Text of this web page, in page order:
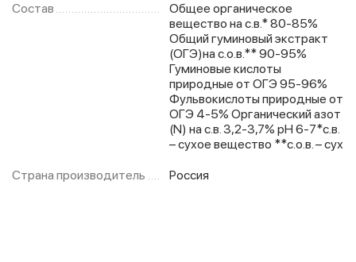
Фитолампы
Состав
Общее органическое
вещество на с.в.* 80-85%
Общий гуминовый экстракт
(ОГЭ)на с.о.в.** 90-95%
Гуминовые кислоты
природные от ОГЭ 95-96%
Фульвокислоты природные от
ОГЭ 4-5% Органический азот
(N) на с.в. 3,2-3,7% pH 6-7*с.в.
– сухое вещество **с.о.в. – сух
Страна производитель Россия